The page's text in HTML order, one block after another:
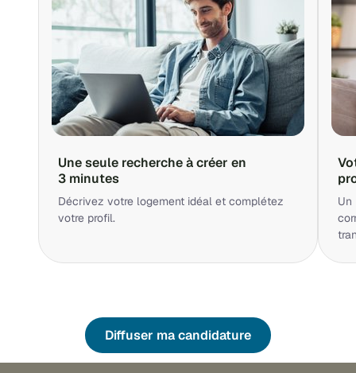
Une seule recherche à créer en
3 minutes
Décrivez votre logement idéal et complétez
votre profil.
Un
Diffuser ma candidature